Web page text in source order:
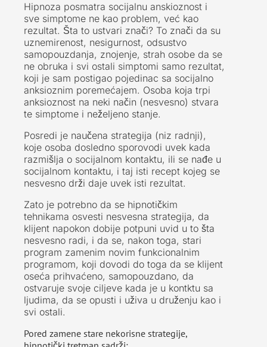
Hipnoza posmatra socijalnu anskioznost i
sve simptome ne kao problem, već kao
rezultat. Šta to ustvari znači? To znači da su
uznemirenost, nesigurnost, odsustvo
samopouzdanja, znojenje, strah osobe da se
ne obruka i svi ostali simptomi samo rezultat,
koji je sam postigao pojedinac sa socijalno
anksioznim poremećajem. Osoba koja trpi
anksioznost na neki način (nesvesno) stvara
te simptome i neželjeno stanje.
Posredi je naučena strategija (niz radnji),
koje osoba dosledno sporovodi uvek kada
razmišlja o socijalnom kontaktu, ili se nađe u
socijalnom kontaktu, i taj isti recept kojeg se
nesvesno drži daje uvek isti rezultat.
Zato je potrebno da se hipnotičkim
tehnikama osvesti nesvesna strategija, da
klijent napokon dobije potpuni uvid u to šta
nesvesno radi, i da se, nakon toga, stari
program zamenim novim funkcionalnim
programom, koji dovodi do toga da se klijent
oseća prihvaćeno, samopouzdano, da
ostvaruje svoje ciljeve kada je u kontktu sa
ljudima, da se opusti i uživa u druženju kao i
svi ostali.
Pored zamene stare nekorisne strategije,